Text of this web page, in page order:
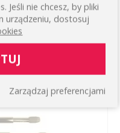
OD 80
19,32 zł
WIĘCEJ
Jeśli nie chcesz, by pliki
urządzeniu, dostosuj
Zarządzaj preferencjami